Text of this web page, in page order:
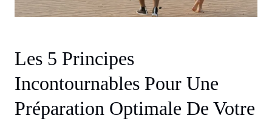
Les 5 Principes
Incontournables Pour Une
Préparation Optimale De Votre